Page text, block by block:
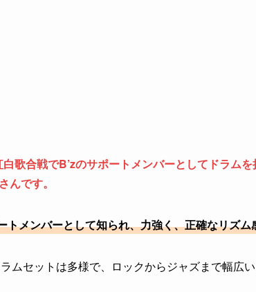
歌合戦でB’zのサポートメンバーとしてドラム
んです。
トメンバーとして知られ、力強く、正確なリズ
ムセットは多様で、ロックからジャズまで幅広